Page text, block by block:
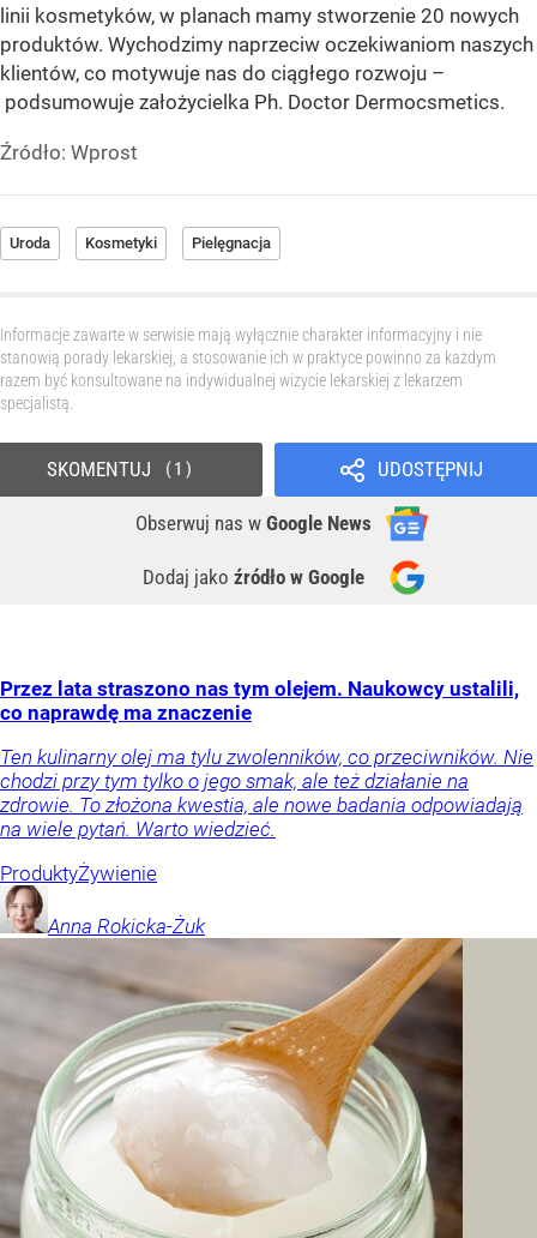
linii kosmetyków, w planach mamy stworzenie 20 nowych
produktów. Wychodzimy naprzeciw oczekiwaniom naszych
klientów, co motywuje nas do ciągłego rozwoju –
podsumowuje założycielka Ph. Doctor Dermocsmetics.
Źródło: Wprost
Uroda Kosmetyki Pielęgnacja
Informacje zawarte w serwisie mają wyłącznie charakter informacyjny i nie
stanowią porady lekarskiej, a stosowanie ich w praktyce powinno za każdym
razem być konsultowane na indywidualnej wizycie lekarskiej z lekarzem
specjalistą.
UDOSTĘPNIJ
Obserwuj nas w Google News
Dodaj jako źródło w Google
SKOMENTUJ 1
Przez lata straszono nas tym olejem. Naukowcy ustalili,
co naprawdę ma znaczenie
Ten kulinarny olej ma tylu zwolenników, co przeciwników. Nie
chodzi przy tym tylko o jego smak, ale też działanie na
zdrowie. To złożona kwestia, ale nowe badania odpowiadają
na wiele pytań. Warto wiedzieć.
ProduktyŻywienie
Anna Rokicka-Żuk